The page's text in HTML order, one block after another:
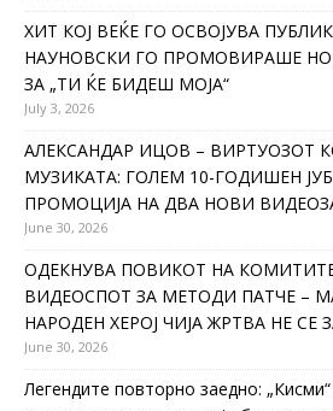
ХИТ КОЈ ВЕЌЕ ГО ОСВОЈУВА
НАУНОВСКИ ГО ПРОМОВИРАШЕ
ЗА „ТИ ЌЕ БИДЕШ МОЈА“
July 3, 2026
АЛЕКСАНДАР ИЦОВ – ВИРТУОЗОТ
МУЗИКАТА: ГОЛЕМ 10-ГОДИШЕН
ПРОМОЦИЈА НА ДВА НОВИ
June 30, 2026
ОДЕКНУВА ПОВИКОТ НА
ВИДЕОСПОТ ЗА МЕТОДИ ПАТЧЕ –
НАРОДЕН ХЕРОЈ ЧИЈА ЖРТВА НЕ СЕ
June 30, 2026
Легендите повторно заедно: